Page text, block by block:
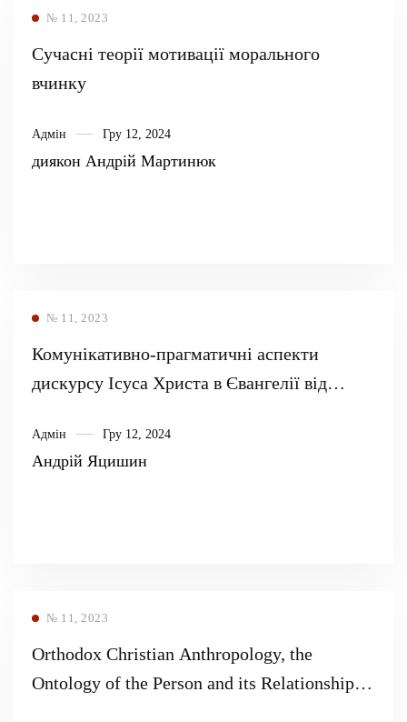
№ 11, 2023
Сучасні теорії мотивації морального
вчинку
Адмін Гру 12, 2024
диякон Андрій Мартинюк
№ 11, 2023
Комунікативно-прагматичні аспекти
дискурсу Ісуса Христа в Євангелії від
Адмін Гру 12, 2024
Андрій Яцишин
№ 11, 2023
Orthodox Christian Anthropology, the
Ontology of the Person and its Relationship